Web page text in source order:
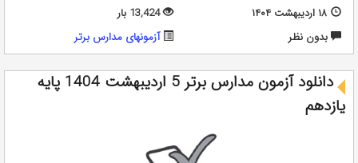
۱۸ اردیبهشت ۱۴۰۴
13,424 بار
بدون نظر
آزمونهای مدارس برتر
دانلود آزمون مدارس برتر 5 اردیبهشت 1404 پایه
یازدهم